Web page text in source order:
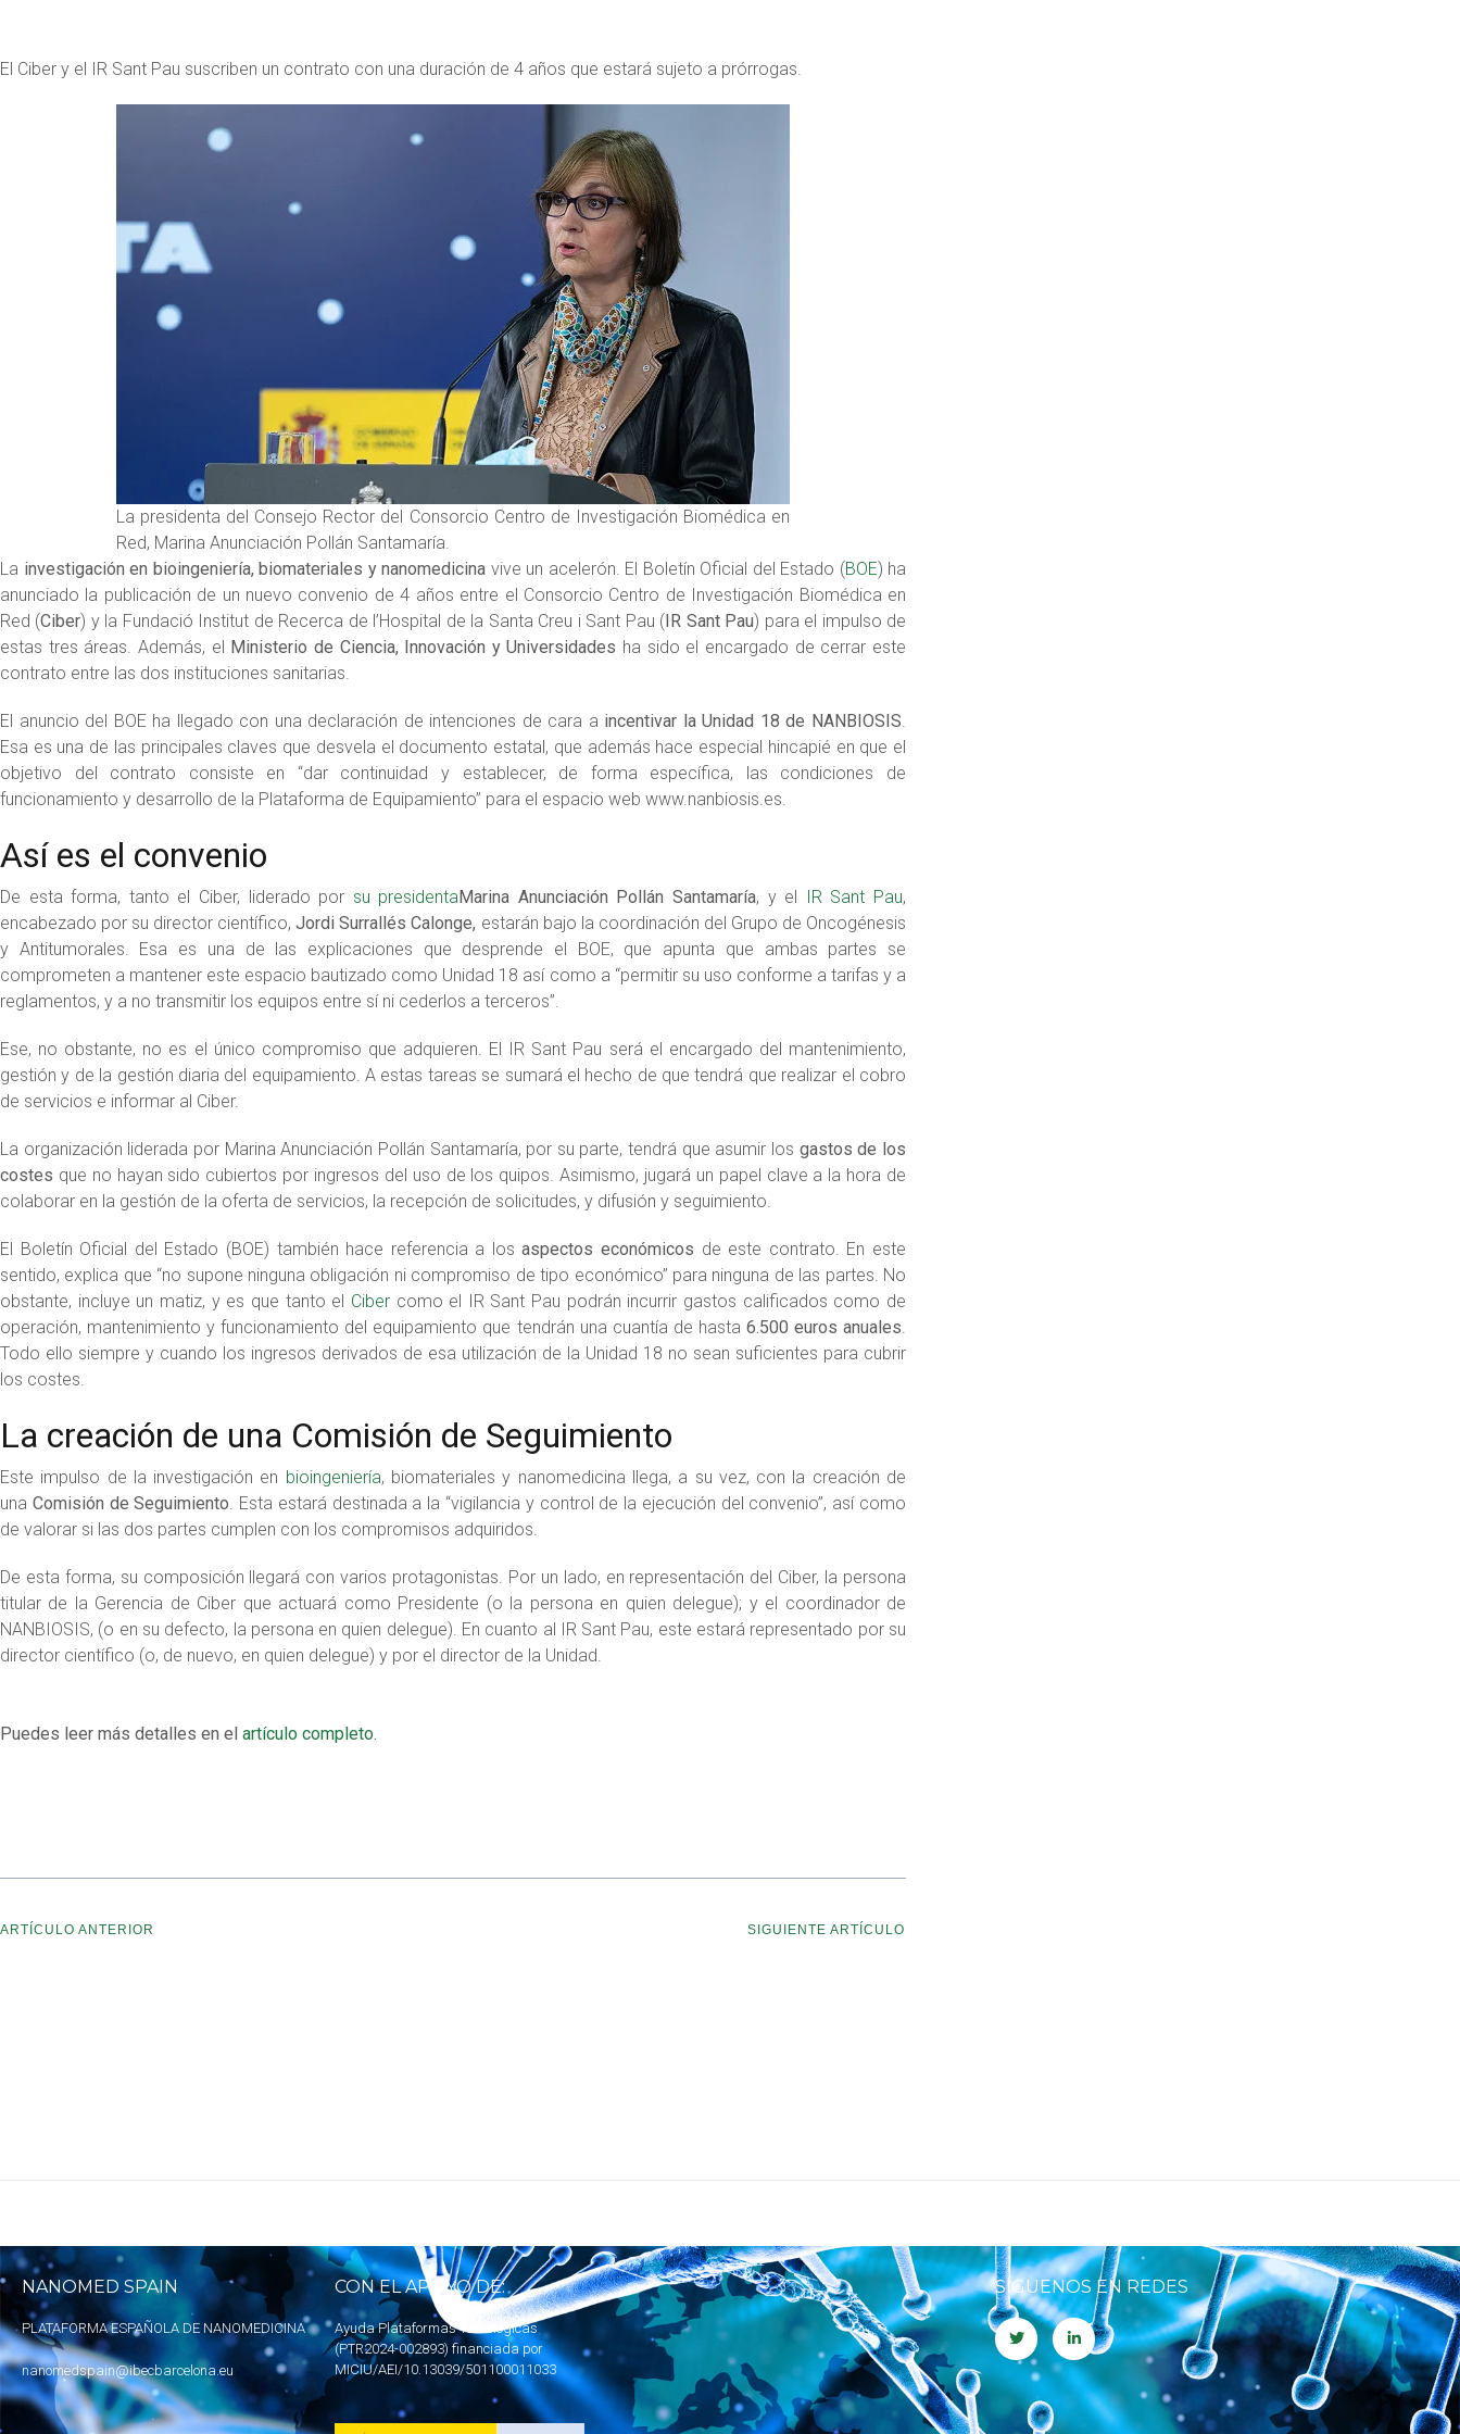
El Ciber y el IR Sant Pau suscriben un contrato con una duración de 4 años que estará sujeto a prórrogas.
La presidenta del Consejo Rector del Consorcio Centro de Investigación Biomédica en
Red, Marina Anunciación Pollán Santamaría.
La investigación en bioingeniería, biomateriales y nanomedicina vive un acelerón. El Boletín Oficial del Estado (BOE) ha
anunciado la publicación de un nuevo convenio de 4 años entre el Consorcio Centro de Investigación Biomédica en
Red (Ciber) y la Fundació Institut de Recerca de l’Hospital de la Santa Creu i Sant Pau (IR Sant Pau) para el impulso de
estas tres áreas. Además, el Ministerio de Ciencia, Innovación y Universidades ha sido el encargado de cerrar este
contrato entre las dos instituciones sanitarias.
El anuncio del BOE ha llegado con una declaración de intenciones de cara a incentivar la Unidad 18 de NANBIOSIS
Esa es una de las principales claves que desvela el documento estatal, que además hace especial hincapié en que el
objetivo del contrato consiste en “dar continuidad y establecer, de forma específica, las condiciones de
funcionamiento y desarrollo de la Plataforma de Equipamiento” para el espacio web www.nanbiosis.es.
Así es el convenio
De esta forma, tanto el Ciber, liderado por su presidentaMarina Anunciación Pollán Santamaría, y el IR Sant Pau,
encabezado por su director científico,Jordi Surrallés Calonge, estarán bajo la coordinación del Grupo de Oncogénesis
y Antitumorales. Esa es una de las explicaciones que desprende el BOE, que apunta que ambas partes se
comprometen a mantener este espacio bautizado como Unidad 18 así como a “permitir su uso conforme a tarifas y a
reglamentos, y a no transmitir los equipos entre sí ni cederlos a terceros”.
Ese, no obstante, no es el único compromiso que adquieren. El IR Sant Pau será el encargado del mantenimiento,
gestión y de la gestión diaria del equipamiento. A estas tareas se sumará el hecho de que tendrá que realizar el cobro
de servicios e informar al Ciber.
La organización liderada por Marina Anunciación Pollán Santamaría, por su parte, tendrá que asumir los gastos de los
costes que no hayan sido cubiertos por ingresos del uso de los quipos. Asimismo, jugará un papel clave a la hora de
colaborar en la gestión de la oferta de servicios, la recepción de solicitudes, y difusión y seguimiento.
El Boletín Oficial del Estado (BOE) también hace referencia a losaspectos económicos de este contrato. En este
sentido, explica que “no supone ninguna obligación ni compromiso de tipo económico” para ninguna de las partes. No
obstante, incluye un matiz, y es que tanto el Cibercomo el IR Sant Pau podrán incurrir gastos calificados como de
operación, mantenimiento y funcionamiento del equipamiento que tendrán una cuantía de hasta 6.500 euros anuales
Todo ello siempre y cuando los ingresos derivados de esa utilización de la Unidad 18 no sean suficientes para cubrir
los costes.
La creación de una Comisión de Seguimiento
Este impulso de la investigación en bioingeniería, biomateriales y nanomedicina llega, a su vez, con la creación de
una Comisión de Seguimiento . Esta estará destinada a la “vigilancia y control de la ejecución del convenio”, así como
de valorar si las dos partes cumplen con los compromisos adquiridos.
De esta forma, su composición llegará con varios protagonistas. Por un lado, en representación del Ciber, la persona
titular de la Gerencia de Ciber que actuará como Presidente (o la persona en quien delegue); y el coordinador de
NANBIOSIS, (o en su defecto, la persona en quien delegue). En cuanto al IR Sant Pau, este estará representado por su
director científico (o, de nuevo, en quien delegue) y por el director de la Unidad.
Puedes leer más detalles en el artículo completo
ARTÍCULO ANTERIOR SIGUIENTE ARTÍCULO
NANOMED SPAIN
PLATAFORMA ESPAÑOLA DE NANOMEDICINA
nanomedspain@ibecbarcelona.eu
CON EL APOYO DE:
Ayuda Plataformas Tecnológicas
(PTR2024-002893) financiada por
MICIU/AEI/10.13039/501100011033
SÍGUENOS EN REDES